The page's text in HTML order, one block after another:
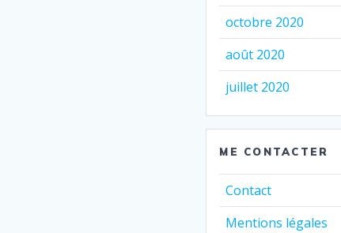
octobre 2020
août 2020
juillet 2020
ME CONTACTER
Contact
Mentions légales